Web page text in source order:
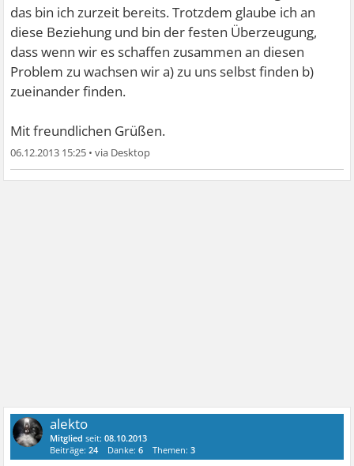
das bin ich zurzeit bereits. Trotzdem glaube ich an
diese Beziehung und bin der festen Überzeugung,
dass wenn wir es schaffen zusammen an diesen
Problem zu wachsen wir a) zu uns selbst finden b)
zueinander finden.
Mit freundlichen Grüßen.
06.12.2013 15:25 •
alekto
Mitglied seit:08.10.2013
Beiträge:24 Danke:6 Themen:3